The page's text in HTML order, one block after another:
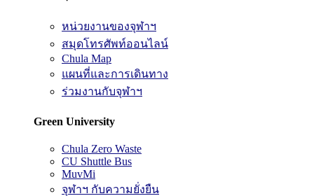
หน่วยงานของจุฬาฯ
สมุดโทรศัพท์ออนไลน์
Chula Map
แผนที่และการเดินทาง
ร่วมงานกับจุฬาฯ
Green University
Chula Zero Waste
CU Shuttle Bus
MuvMi
จุฬาฯ กับความยั่งยืน